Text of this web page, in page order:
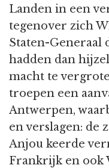
Landen in een
tegenover zich
Staten-Generaal
hadden dan
macht te
troepen een
Antwerpen,
en verslagen: de
Anjou keerde
Frankrijk en ook